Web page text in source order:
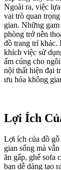
Ngoài ra, việc
vai trò quan
gian. Những
phòng trở nên
đồ trang trí khác.
khích việc sử
ấm cúng cho
nội thất hiện đại
ưu hóa không
Lợi Ích
Lợi ích của đồ
gian sống mà
ăn gấp, ghế sofa
bạn dễ dàng tạo